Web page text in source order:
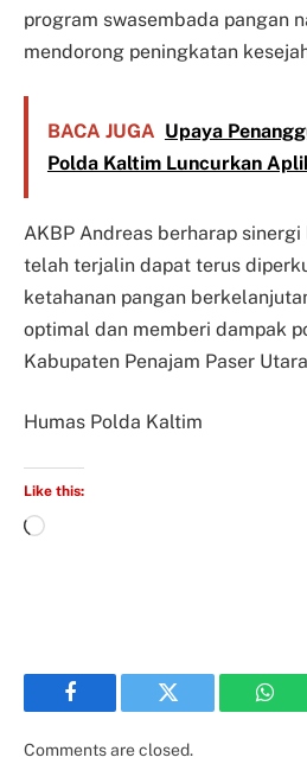
program swasembada pangan
mendorong peningkatan
BACA JUGA Upaya
Polda Kaltim Luncurkan
AKBP Andreas berharap
telah terjalin dapat terus
ketahanan pangan
optimal dan memberi dampak
Kabupaten Penajam Paser
Humas Polda Kaltim
Like this:
Facebook Twitter
Comments are closed.